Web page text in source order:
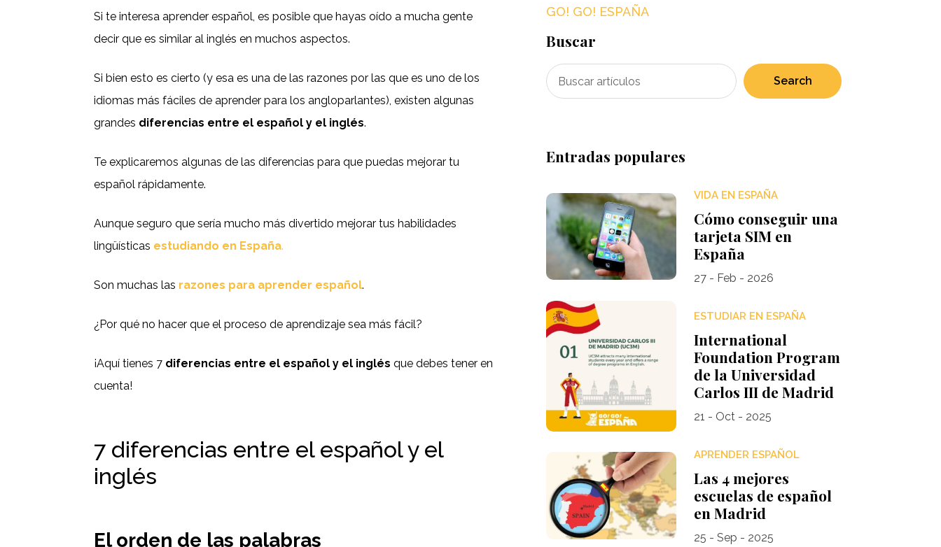
Si te interesa aprender español, es posible que hayas oído a mucha gente
decir que es similar al inglés en muchos aspectos.
Si bien esto es cierto (y esa es una de las razones por las que es uno de los
idiomas más fáciles de aprender para los angloparlantes), existen algunas
grandes diferencias entre el español y el inglés.
Te explicaremos algunas de las diferencias para que puedas mejorar tu
español rápidamente.
Aunque seguro que sería mucho más divertido mejorar tus habilidades
lingüísticas estudiando en España.
Son muchas las razones para aprender español.
¿Por qué no hacer que el proceso de aprendizaje sea más fácil?
¡Aquí tienes 7 diferencias entre el español y el inglés que debes tener en
cuenta!
7 diferencias entre el español y el
inglés
El orden de las palabras
GO! GO! ESPAÑA
Buscar
Search
Entradas populares
VIDA EN ESPAÑA
Cómo conseguir una
tarjeta SIM en
España
27 - Feb - 2026
ESTUDIAR EN ESPAÑA
International
Foundation Program
de la Universidad
Carlos III de Madrid
21 - Oct - 2025
APRENDER ESPAÑOL
Las 4 mejores
escuelas de español
en Madrid
25 - Sep - 2025